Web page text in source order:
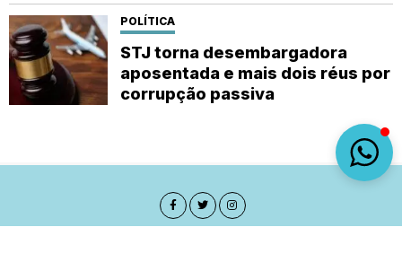
POLÍTICA
STJ torna desembargadora
aposentada e mais dois réus por
corrupção passiva